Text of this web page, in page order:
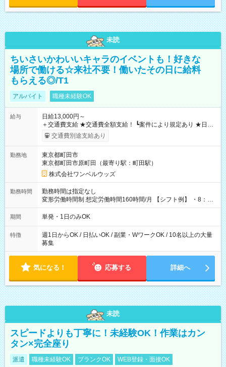
未読
ちいさいかわいいキャラのイベントも！好きな
場所で働ける☆来社不要！働いたその日に給料
もらえる◎/T1
アルバイト 職種未経験OK
給与
日給13,000円～
＋交通費支給 ★交通費全額支給！ ┗案件により規定あり ★日払
いOK！（規定あり） ┗働いたその日に現金GET♪ お仕事後はコ
ンビニATMから 日払い分を引き落とせます！ 【試用期間】試
交通費別途支給あり
勤務地
東京都町田市
東京都町田市原町田（最寄り駅：町田駅）
株式会社ワンベルウッズ
勤務時間
勤務時間は指定なし
変形労働時間制 想定労働時間160時間/月 【シフト例】 ・8：00
～21：00
期間 単発・1日のみOK
特徴
週1日からOK / 日払いOK / 副業・WワークOK / 10名以上の大量
募集
気になる！ 応募する 詳細へ
未読
スピードよりも丁寧に！未経験OK！作業はカン
タン×完全座り
派遣 職種未経験OK ブランクOK WEB登録・面接OK